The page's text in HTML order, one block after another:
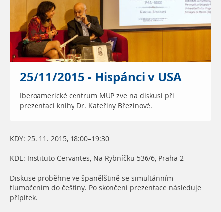
25/11/2015 - Hispánci v USA
Iberoamerické centrum MUP zve na diskusi při
prezentaci knihy Dr. Kateřiny Březinové.
KDY: 25. 11. 2015, 18:00–19:30
KDE: Instituto Cervantes, Na Rybníčku 536/6, Praha 2
Diskuse proběhne ve španělštině se simultánním
tlumočením do češtiny. Po skončení prezentace následuje
přípitek.